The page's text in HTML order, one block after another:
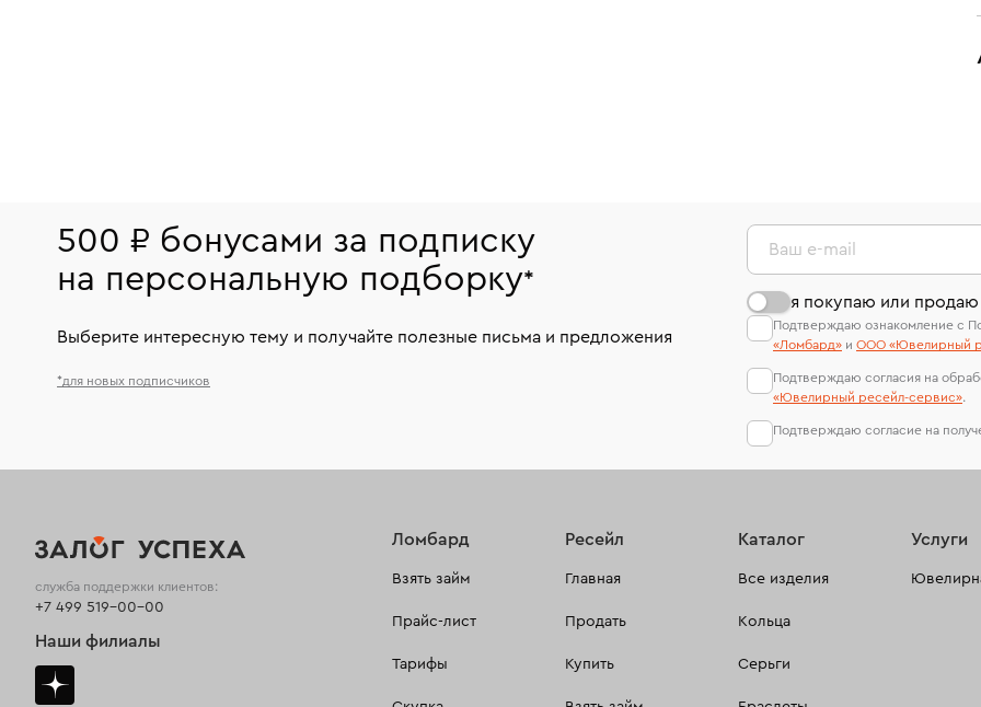
500 ₽ бонусами за подписку
на персональную подборку*
Выберите интересную тему и получайте полезные письма и предложения
*для новых подписчиков
Ваш e-mail
я покупаю или
Подтверждаю ознакомление с
«Ломбард» и ООО «Ювелирный
Подтверждаю согласия на
«Ювелирный ресейл-сервиc».
Подтверждаю согласие на
Ломбард
Взять займ
Прайс-лист
Тарифы
Ресейл
Главная
Продать
Купить
Каталог
Все изделия
Кольца
Серьги
Услуги
служба поддержки клиентов:
+7 499 519-00-00
Наши филиалы